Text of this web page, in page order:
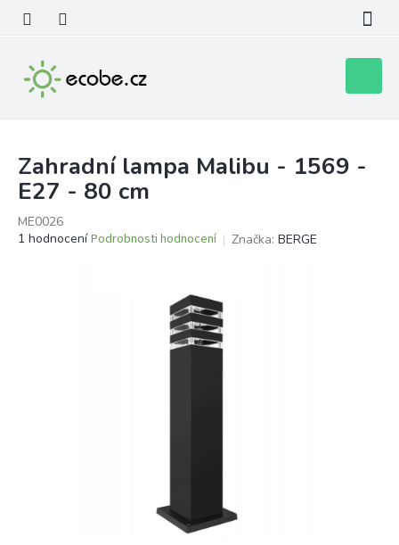
obsah
košík
Zahradní lampa Malibu - 1569 -
E27 - 80 cm
ME0026
Průměrné
1 hodnocení Podrobnosti hodnocení Značka: BERGE